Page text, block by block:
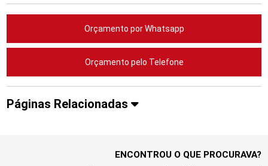
Orçamento por Whatsapp
Orçamento pelo Telefone
Páginas Relacionadas
ENCONTROU O QUE PROCURAVA?